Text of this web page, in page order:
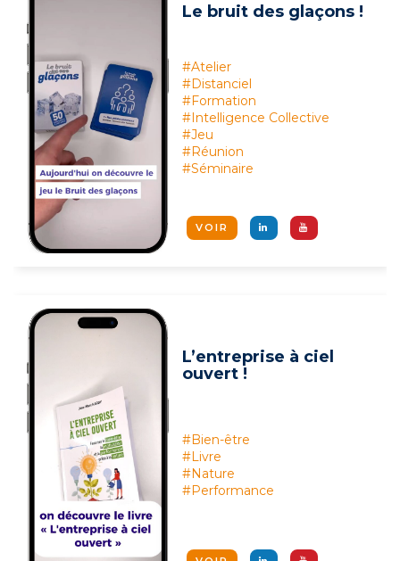
Le bruit des glaçons !
#Atelier
#Distanciel
#Formation
#Intelligence Collective
#Jeu
#Réunion
#Séminaire
VOIR
L’entreprise à ciel
ouvert !
#Bien-être
#Livre
#Nature
#Performance